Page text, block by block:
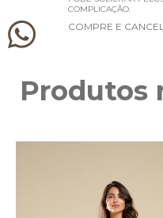
COMPLICAÇÃO.
COMPRE E CANCEL
Produtos